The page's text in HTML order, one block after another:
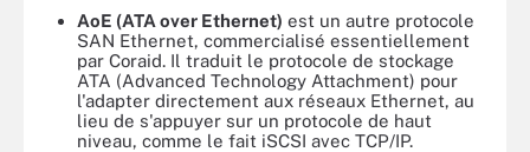
AoE (ATA over Ethernet) est un autre protocole
SAN Ethernet, commercialisé essentiellement
par Coraid. Il traduit le protocole de stockage
ATA (Advanced Technology Attachment) pour
l'adapter directement aux réseaux Ethernet, au
lieu de s'appuyer sur un protocole de haut
niveau, comme le fait iSCSI avec TCP/IP.